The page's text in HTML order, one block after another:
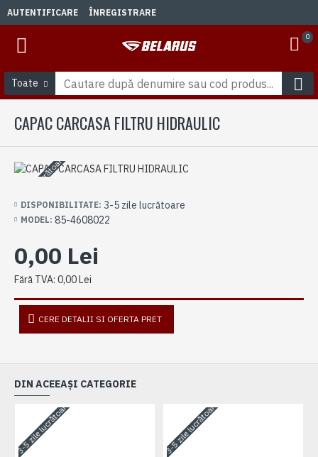
AUTENTIFICARE ÎNREGISTRARE
0
Toate
CAPAC CARCASA FILTRU HIDRAULIC
3-5 zile lucrătoare
DISPONIBILITATE: 3-5 zile lucrătoare
MODEL: 85-4608022
0,00 Lei
Fără TVA: 0,00 Lei
CERE DETALII SI OFERTA PRET
DIN ACEEAȘI CATEGORIE
3-5 zile lucrătoare 3-5 zile lucrătoare